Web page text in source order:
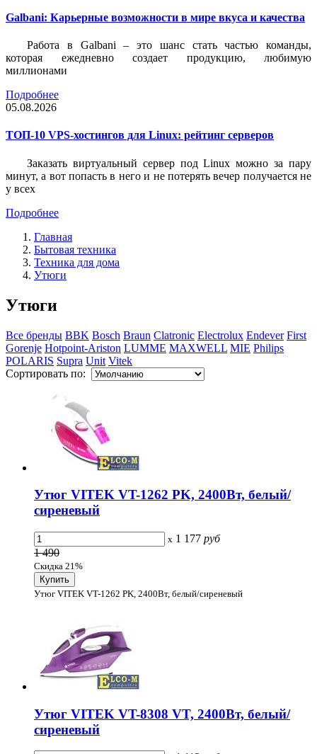
Galbani: Карьерные возможности в мире вкуса и качества
Работа в Galbani – это шанс стать частью команды,
которая ежедневно создает продукцию, любимую
миллионами
Подробнее
05.08.2026
ТОП-10 VPS-хостингов для Linux: рейтинг серверов
Заказать виртуальный сервер под Linux можно за пару
минут, а вот попасть в него и не потерять вечер получается не
у всех
Подробнее
Главная
Бытовая техника
Техника для дома
Утюги
Утюги
Все бренды BBK Bosch Braun Clatronic Electrolux Endever First
Gorenje Hotpoint-Ariston LUMME MAXWELL MIE Philips
POLARIS Supra Unit Vitek
Сортировать по:
Утюг VITEK VT-1262 PK, 2400Вт, белый/
сиреневый
x 1 177 руб
1 490
Скидка 21%
Утюг VITEK VT-1262 PK, 2400Вт, белый/сиреневый
Утюг VITEK VT-8308 VT, 2400Вт, белый/
сиреневый